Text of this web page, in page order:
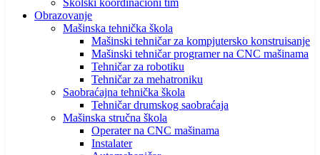
Školski koordinacioni tim
Obrazovanje
Mašinska tehnička škola
Mašinski tehničar za kompjutersko konstruisanje
Mašinski tehničar programer na CNC mašinama
Tehničar za robotiku
Tehničar za mehatroniku
Saobraćajna tehnička škola
Tehničar drumskog saobraćaja
Mašinska stručna škola
Operater na CNC mašinama
Instalater